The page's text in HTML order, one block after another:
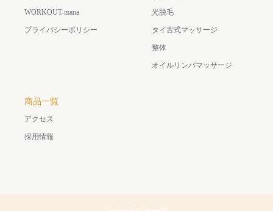
WORKOUT-mana
プライバシーポリシー
光脱毛
タイ古式マッサージ
整体
オイルリンパマッサージ
商品一覧
アクセス
採用情報